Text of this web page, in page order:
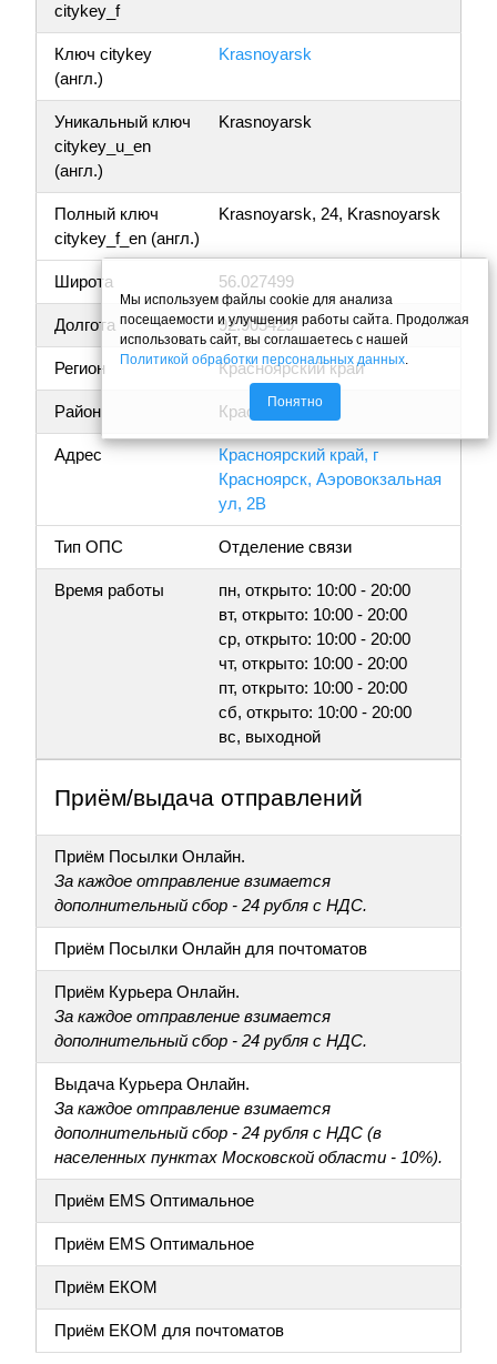
citykey_f
Ключ citykey
(англ.)
Krasnoyarsk
Уникальный ключ
citykey_u_en
(англ.)
Krasnoyarsk
Полный ключ
citykey_f_en (англ.)
Krasnoyarsk, 24, Krasnoyarsk
Широта 56.027499
Долгота 92.905429
Регион Красноярский край
Район Красноярск
Адрес
Красноярский край, г
Красноярск, Аэровокзальная
ул, 2В
Тип ОПС Отделение связи
Время работы
пн, открыто: 10:00 - 20:00
вт, открыто: 10:00 - 20:00
ср, открыто: 10:00 - 20:00
чт, открыто: 10:00 - 20:00
пт, открыто: 10:00 - 20:00
сб, открыто: 10:00 - 20:00
вс, выходной
Приём/выдача отправлений
Приём Посылки Онлайн.
За каждое отправление взимается
дополнительный сбор - 24 рубля с НДС.
Приём Посылки Онлайн для почтоматов
Приём Курьера Онлайн.
За каждое отправление взимается
дополнительный сбор - 24 рубля с НДС.
Выдача Курьера Онлайн.
За каждое отправление взимается
дополнительный сбор - 24 рубля с НДС (в
населенных пунктах Московской области - 10%).
Приём EMS Оптимальное
Приём EMS Оптимальное
Приём ЕКОМ
Приём ЕКОМ для почтоматов
Мы используем файлы cookie для анализа
посещаемости и улучшения работы сайта. Продолжая
использовать сайт, вы соглашаетесь с нашей
Политикой обработки персональных данных.
Понятно